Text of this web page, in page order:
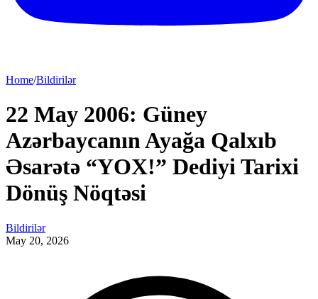
Home/Bildirilər
22 May 2006: Güney
Azərbaycanın Ayağa Qalxıb
Əsarətə “YOX!” Dediyi Tarixi
Dönüş Nöqtəsi
Bildirilər
May 20, 2026